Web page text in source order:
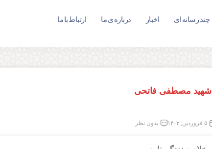
چند رسانه ای اخبار درباره ی ما ارتباط با ما
شهید مصطفی فاتحی
۵ فروردین, ۱۴۰۳ بدون نظر